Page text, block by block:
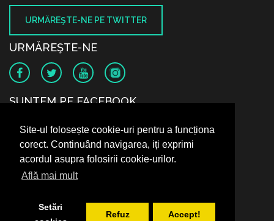
Site-ul folosește cookie-uri pentru a funcționa
corect. Continuând navigarea, iți exprimi
acordul asupra folosirii cookie-urilor.
Află mai mult
Setări
Refuz Accept!
URMĂREŞTE-NE PE TWITTER
URMĂREŞTE-NE
SUNTEM PE FACEBOOK